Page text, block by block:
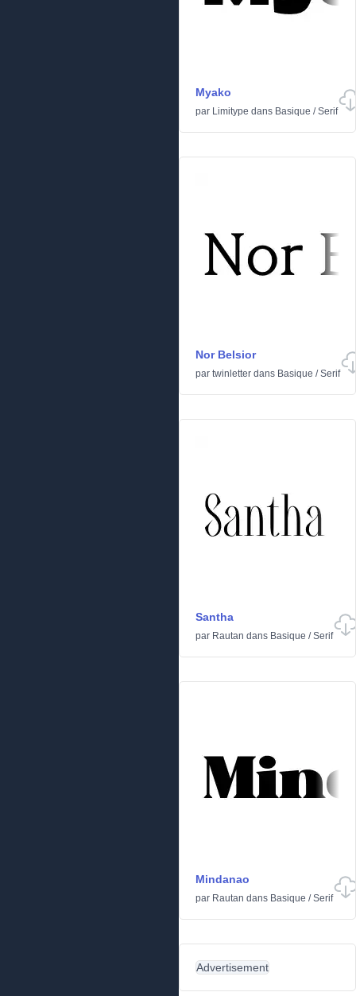
Myako
par Limitype dans Basique /Serif
Nor Belsior
par twinletter dans Basique /Serif
Santha
par Rautan dans Basique /Serif
Mindanao
par Rautan dans Basique /Serif
Advertisement